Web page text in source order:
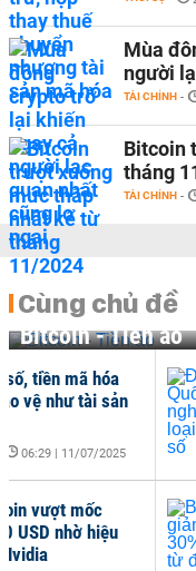
Mùa
người
TÀI CHÍNH -
Bitcoin
tháng
TÀI CHÍNH -
Cùng chủ đề
Bitcoin - Tiền ảo
số, tiền mã hóa
vệ như tài sản
06:29 | 11/07/2025
vượt mốc
USD nhờ hiệu